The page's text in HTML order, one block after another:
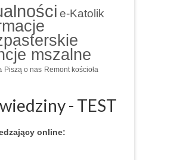
e-Katolik
mszalne
Piszą o nas Remont kościoła
- TEST
online: